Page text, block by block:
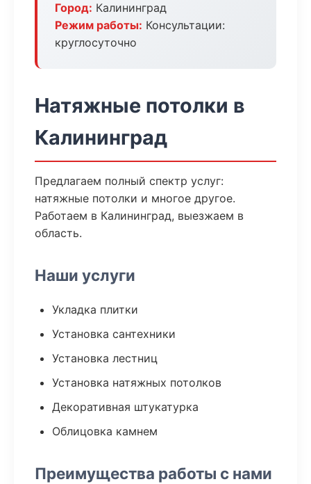
Город: Калининград
Режим работы: Консультации:
круглосуточно
Натяжные потолки в
Калининград
Предлагаем полный спектр услуг:
натяжные потолки и многое другое.
Работаем в Калининград, выезжаем в
область.
Наши услуги
Укладка плитки
Установка сантехники
Установка лестниц
Установка натяжных потолков
Декоративная штукатурка
Облицовка камнем
Преимущества работы с нами